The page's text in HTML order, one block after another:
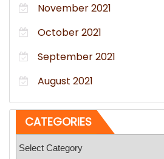
November 2021
October 2021
September 2021
August 2021
CATEGORIES